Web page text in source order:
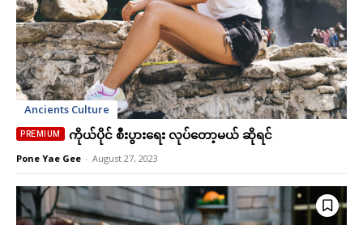
Ancients Culture
ကိုယ်ပိုင် စီးပွားရေး လုပ်တော့မယ် ဆိုရင်
Pone Yae Gee - August 27, 2023